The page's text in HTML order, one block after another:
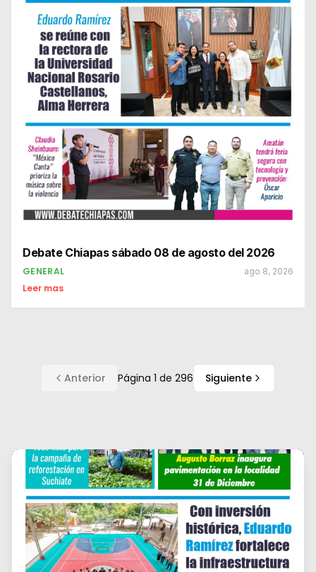
Debate Chiapas sábado 08 de agosto del 2026
GENERAL ago 8, 2026
Leer mas
Anterior Página 1 de 296 Siguiente